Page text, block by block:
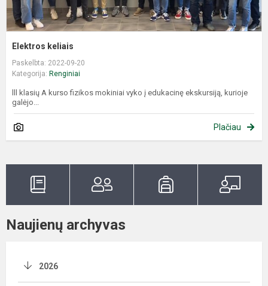
Elektros keliais
Paskelbta: 2022-09-20
Kategorija: Renginiai
lll klasių A kurso fizikos mokiniai vyko į edukacinę ekskursiją, kurioje
galėjo...
Plačiau
Naujienų archyvas
2026